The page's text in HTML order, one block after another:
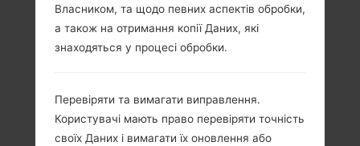
Відео
LGK520K(LGK520K)
akaLG Stylus 2
Власником, та щодо певних аспектів обробки,
а також на отримання копії Даних, які
знаходяться у процесі обробки.
Перевіряти та вимагати виправлення.
Користувачі мають право перевіряти точність
своїх Даних і вимагати їх оновлення або